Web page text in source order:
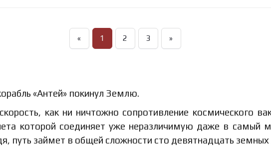
« 1 2 3 »
«Антей» покинул Землю.
как ни ничтожно сопротивление космического
которой соединяет уже неразличимую даже в самый
путь займет в общей сложности сто девятнадцать земных